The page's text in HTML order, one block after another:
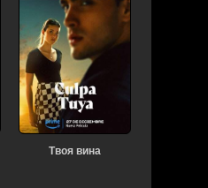
Твоя вина